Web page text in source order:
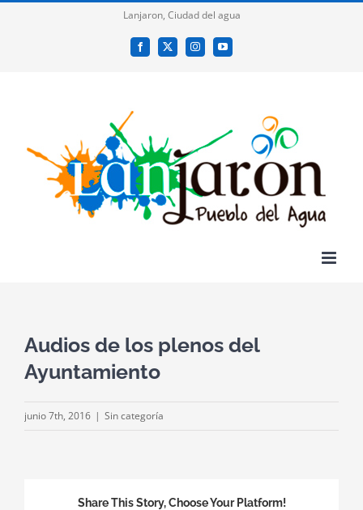
Lanjaron, Ciudad del agua
Facebook
X InstagramYouTube
Audios de los plenos del
Ayuntamiento
junio 7th, 2016 | Sin categoría
Share This Story, Choose Your Platform!